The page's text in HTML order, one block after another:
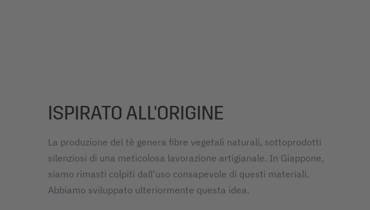
ISPIRATO ALL'ORIGINE
La produzione del tè genera fibre vegetali naturali, sottoprodotti
silenziosi di una meticolosa lavorazione artigianale. In Giappone,
siamo rimasti colpiti dall'uso consapevole di questi materiali.
Abbiamo sviluppato ulteriormente questa idea.